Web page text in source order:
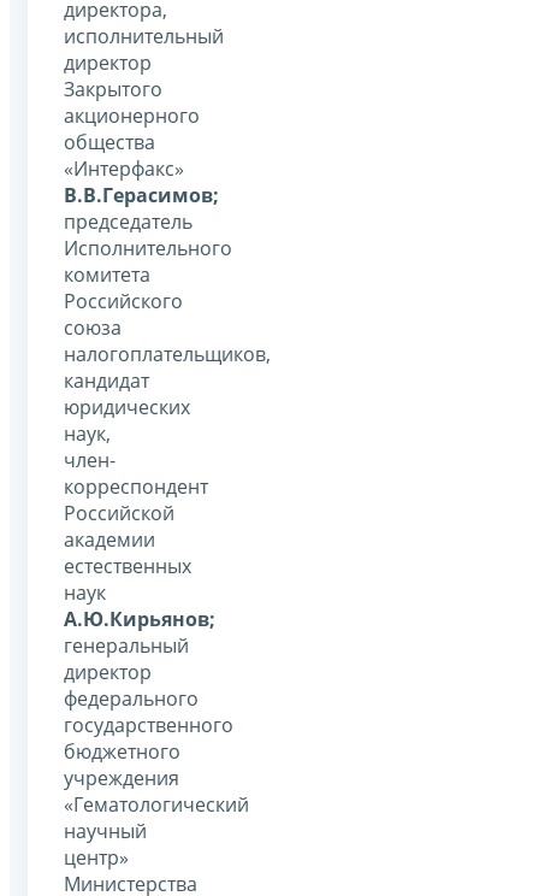
директора,
исполнительный
директор
Закрытого
акционерного
общества
«Интерфакс»
В.В.Герасимов;
председатель
Исполнительного
комитета
Российского
союза
налогоплательщиков,
кандидат
юридических
наук,
член-
корреспондент
Российской
академии
естественных
наук
А.Ю.Кирьянов;
генеральный
директор
федерального
государственного
бюджетного
учреждения
«Гематологический
научный
центр»
Министерства